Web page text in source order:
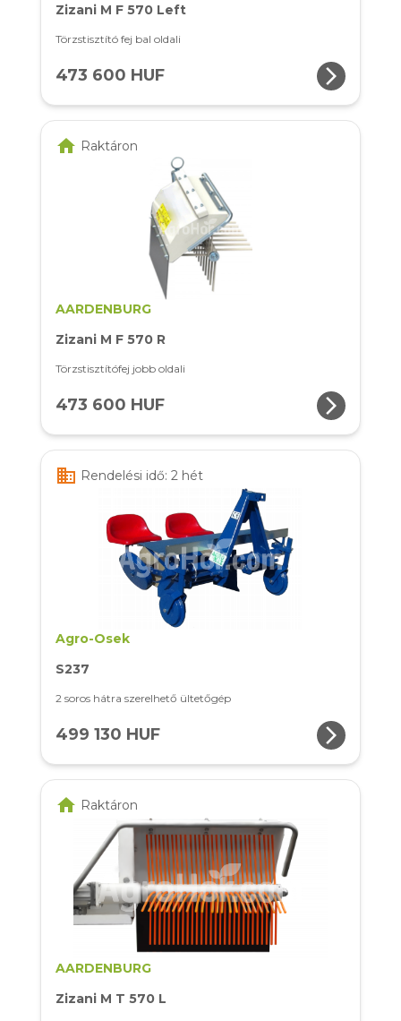
Zizani M F 570 Left
Törzstisztító fej bal oldali
473 600 HUF arrow_forward_ios
home Raktáron
AARDENBURG
Zizani M F 570 R
Törzstisztítófej jobb oldali
473 600 HUF arrow_forward_ios
business Rendelési idő: 2 hét
Agro-Osek
S237
2 soros hátra szerelhető ültetőgép
499 130 HUF arrow_forward_ios
home Raktáron
AARDENBURG
Zizani M T 570 L